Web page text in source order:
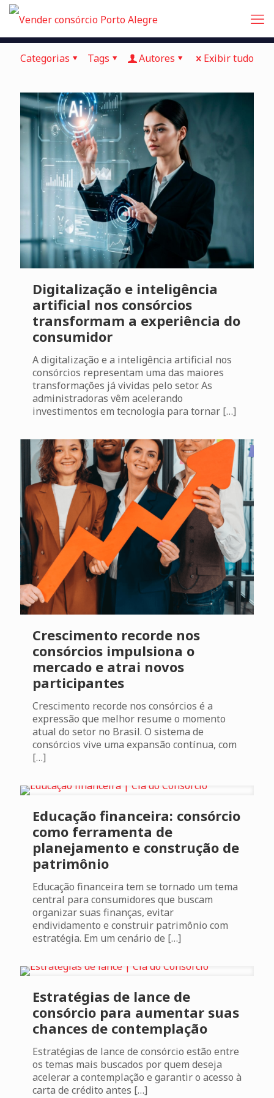
Categorias Tags Autores Exibir tudo
Digitalização e inteligência
artificial nos consórcios
transformam a experiência do
consumidor
A digitalização e a inteligência artificial nos
consórcios representam uma das maiores
transformações já vividas pelo setor. As
administradoras vêm acelerando
investimentos em tecnologia para tornar […]
Crescimento recorde nos
consórcios impulsiona o
mercado e atrai novos
participantes
Crescimento recorde nos consórcios é a
expressão que melhor resume o momento
atual do setor no Brasil. O sistema de
consórcios vive uma expansão contínua, com
[…]
Educação financeira: consórcio
como ferramenta de
planejamento e construção de
patrimônio
Educação financeira tem se tornado um tema
central para consumidores que buscam
organizar suas finanças, evitar
endividamento e construir patrimônio com
estratégia. Em um cenário de […]
Estratégias de lance de
consórcio para aumentar suas
chances de contemplação
Estratégias de lance de consórcio estão entre
os temas mais buscados por quem deseja
acelerar a contemplação e garantir o acesso à
carta de crédito antes […]